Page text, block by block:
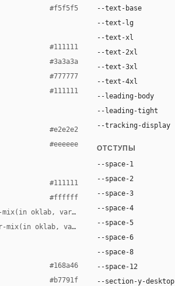
#f5f5f5
#111111
#3a3a3a
#777777
#111111
#e2e2e2
#eeeeee
#111111
#ffffff
oklab, var(--accent), black 8%)
mix(in oklab, var(--accent), black 14%)
#168a46
#b7791f
--text-base
--text-lg
--text-xl
--text-2xl
--text-3xl
--text-4xl
--leading-body
--leading-tight
--tracking-display
ОТСТУПЫ
--space-1
--space-2
--space-3
--space-4
--space-5
--space-6
--space-8
--space-12
--section-y-desktop